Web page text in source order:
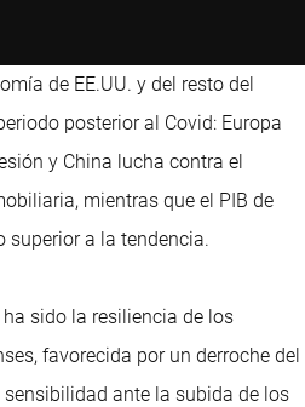
de EE.UU. y del resto del
posterior al Covid: Europa
y China lucha contra el
mientras que el PIB de
superior a la tendencia.
sido la resiliencia de los
favorecida por un derroche del
ante la subida de los